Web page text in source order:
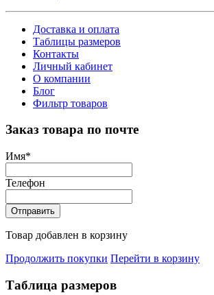
Доставка и оплата
Таблицы размеров
Контакты
Личный кабинет
О компании
Блог
Фильтр товаров
Заказ товара по почте
Имя*
Телефон
Отправить
Товар добавлен в корзину
Продолжить покупки Перейти в корзину
Таблица размеров